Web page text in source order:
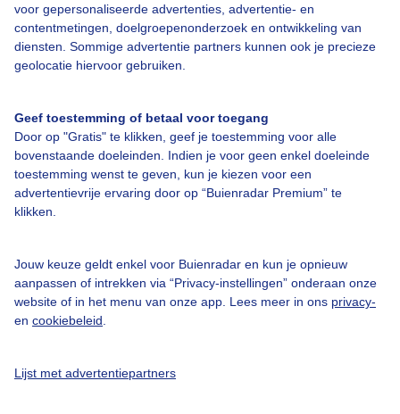
voor gepersonaliseerde advertenties, advertentie- en
contentmetingen, doelgroepenonderzoek en ontwikkeling van
diensten. Sommige advertentie partners kunnen ook je precieze
geolocatie hiervoor gebruiken.
Geef toestemming of betaal voor toegang
Door op "Gratis" te klikken, geef je toestemming voor alle
bovenstaande doeleinden. Indien je voor geen enkel doeleinde
toestemming wenst te geven, kun je kiezen voor een
advertentievrije ervaring door op “Buienradar Premium” te
klikken.
Jouw keuze geldt enkel voor Buienradar en kun je opnieuw
aanpassen of intrekken via “Privacy-instellingen” onderaan onze
website of in het menu van onze app. Lees meer in ons privacy-
en cookiebeleid
Lijst met advertentiepartners
Over Buienradar
Veelgestelde vragen
Contact
Toegankelijkheid
Buienradar Team
Privacy beleid
Privacy instellingen